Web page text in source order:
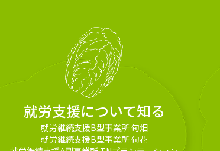
就労支援について知る
就労継続支援B型事業所 旬畑
就労継続支援B型事業所 旬花